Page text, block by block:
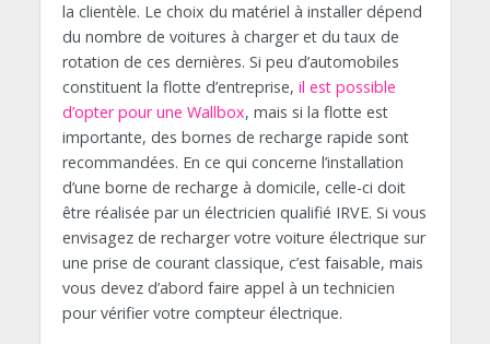
la clientèle. Le choix du matériel à installer dépend
du nombre de voitures à charger et du taux de
rotation de ces dernières. Si peu d’automobiles
constituent la flotte d’entreprise, il est possible
d’opter pour une Wallbox, mais si la flotte est
importante, des bornes de recharge rapide sont
recommandées. En ce qui concerne l’installation
d’une borne de recharge à domicile, celle-ci doit
être réalisée par un électricien qualifié IRVE. Si vous
envisagez de recharger votre voiture électrique sur
une prise de courant classique, c’est faisable, mais
vous devez d’abord faire appel à un technicien
pour vérifier votre compteur électrique.